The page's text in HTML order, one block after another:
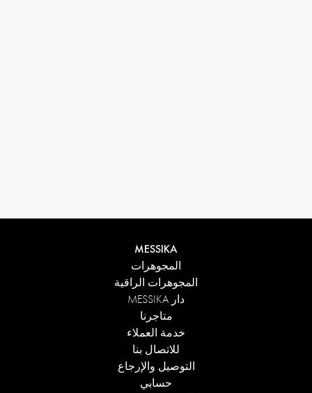
MESSIKA
المجوهرات
المجوهرات الراقية
دار MESSIKA
متاجرنا
خدمة العملاء
للاتصال بنا
التوصيل والإرجاع
حسابي